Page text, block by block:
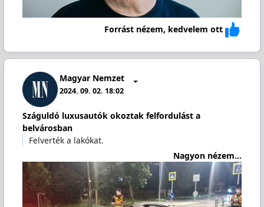
Forrást nézem, kedvelem ott
Magyar Nemzet
2024. 09. 02. 18:02
Száguldó luxusautók okoztak felfordulást a
belvárosban
Felverték a lakókat.
Nagyon nézem...